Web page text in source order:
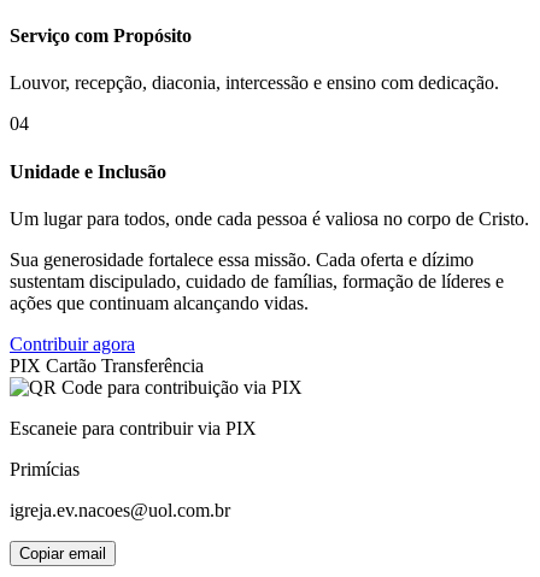
Serviço com Propósito
Louvor, recepção, diaconia, intercessão e ensino com dedicação.
04
Unidade e Inclusão
Um lugar para todos, onde cada pessoa é valiosa no corpo de Cristo.
Sua generosidade fortalece essa missão. Cada oferta e dízimo
sustentam discipulado, cuidado de famílias, formação de líderes e
ações que continuam alcançando vidas.
Contribuir agora
PIX Cartão Transferência
Escaneie para contribuir via PIX
Primícias
igreja.ev.nacoes@uol.com.br
Copiar email